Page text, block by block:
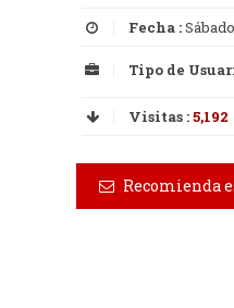
Fecha :
Tipo de
Visitas :5,192
Recomienda